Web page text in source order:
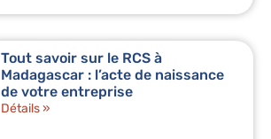
Tout savoir sur le RCS à
Madagascar : l’acte de naissance
de votre entreprise
Détails »